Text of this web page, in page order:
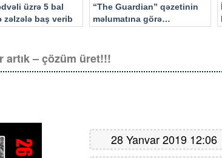
üzrə 5 bal
zəlzələ baş verib
“The Guardian” qəzetinin
məlumatına görə…
artık – çözüm üret!!!
28 Yanvar 2019 12:06